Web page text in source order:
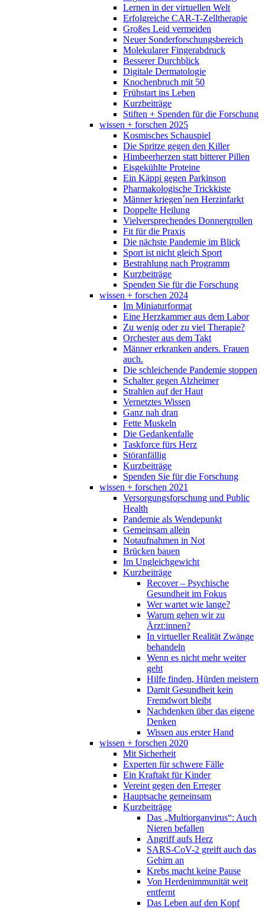
Lernen in der virtuellen Welt
Erfolgreiche CAR-T-Zelltherapie
Großes Leid vermeiden
Neuer Sonderforschungsbereich
Molekularer Fingerabdruck
Besserer Durchblick
Digitale Dermatologie
Knochenbruch mit 50
Frühstart ins Leben
Kurzbeiträge
Stiften + Spenden für die Forschung
wissen + forschen 2025
Kosmisches Schauspiel
Die Spritze gegen den Killer
Himbeerherzen statt bitterer Pillen
Eisgekühlte Proteine
Ein Käppi gegen Parkinson
Pharmakologische Trickkiste
Männer kriegen´nen Herzinfarkt
Doppelte Heilung
Vielversprechendes Donnergrollen
Fit für die Praxis
Die nächste Pandemie im Blick
Sport ist nicht gleich Sport
Bestrahlung nach Programm
Kurzbeiträge
Spenden Sie für die Forschung
wissen + forschen 2024
Im Miniaturformat
Eine Herzkammer aus dem Labor
Zu wenig oder zu viel Therapie?
Orchester aus dem Takt
Männer erkranken anders. Frauen
auch.
Die schleichende Pandemie stoppen
Schalter gegen Alzheimer
Strahlen auf der Haut
Vernetztes Wissen
Ganz nah dran
Fette Muskeln
Die Gedankenfalle
Taskforce fürs Herz
Störanfällig
Kurzbeiträge
Spenden Sie für die Forschung
wissen + forschen 2021
Versorgungsforschung und Public
Health
Pandemie als Wendepunkt
Gemeinsam allein
Notaufnahmen in Not
Brücken bauen
Im Ungleichgewicht
Kurzbeiträge
Recover – Psychische
Gesundheit im Fokus
Wer wartet wie lange?
Warum gehen wir zu
Ärzt:innen?
In virtueller Realität Zwänge
behandeln
Wenn es nicht mehr weiter
geht
Hilfe finden, Hürden meistern
Damit Gesundheit kein
Fremdwort bleibt
Nachdenken über das eigene
Denken
Wissen aus erster Hand
wissen + forschen 2020
Mit Sicherheit
Experten für schwere Fälle
Ein Kraftakt für Kinder
Vereint gegen den Erreger
Hauptsache gemeinsam
Kurzbeiträge
Das „Multiorganvirus“: Auch
Nieren befallen
Angriff aufs Herz
SARS-CoV-2 greift auch das
Gehirn an
Krebs macht keine Pause
Von Herdenimmunität weit
entfernt
Das Leben auf den Kopf